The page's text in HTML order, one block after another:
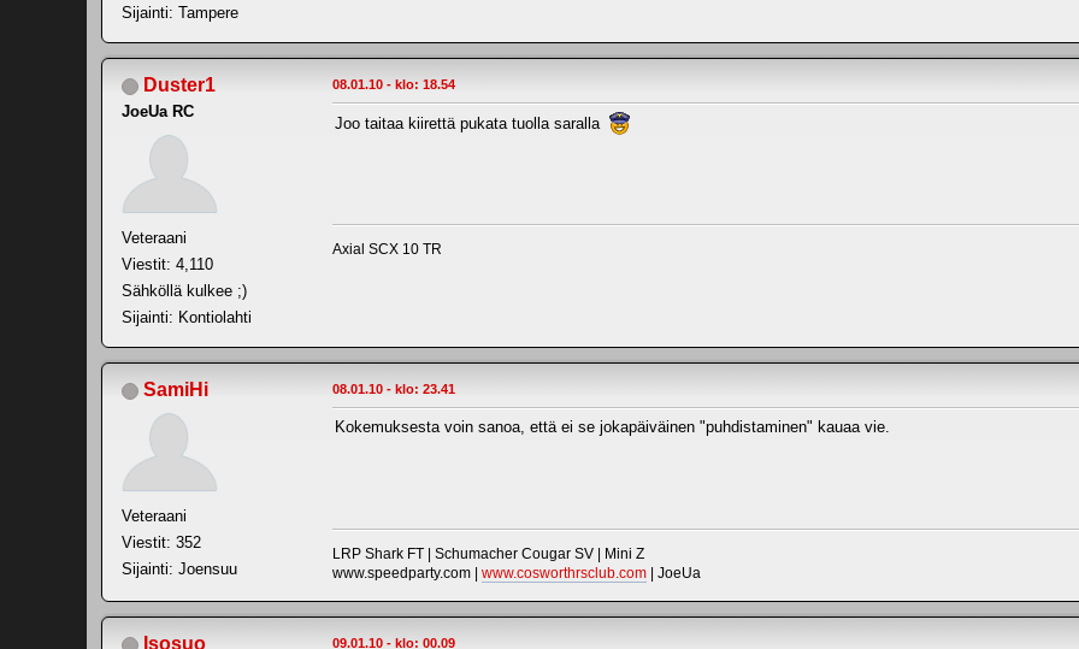
Sijainti: Tampere
Duster1
JoeUa RC
Veteraani
Viestit: 4,110
Sähköllä kulkee ;)
Sijainti: Kontiolahti
08.01.10 - klo: 18.54
Joo taitaa kiirettä pukata tuolla saralla
Axial SCX 10 TR
SamiHi
Veteraani
Viestit: 352
Sijainti: Joensuu
08.01.10 - klo: 23.41
Kokemuksesta voin sanoa, että ei se jokapäiväinen "puhdistaminen" kauaa vie.
LRP Shark FT | Schumacher Cougar SV | Mini Z
www.speedparty.com | www.cosworthrsclub.com | JoeUa
Isosuo 09.01.10 - klo: 00.09